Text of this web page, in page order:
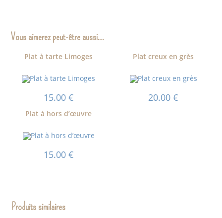
Vous aimerez peut-être aussi…
Plat à tarte Limoges
15.00 €
Plat creux en grès
20.00€
Plat à hors d’œuvre
15.00 €
Produits similaires